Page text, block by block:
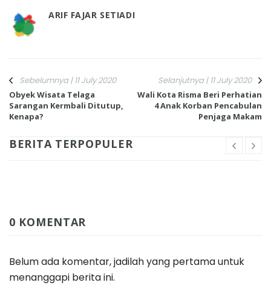
ARIF FAJAR SETIADI
Sebelumnya | 11 July 2020
Obyek Wisata Telaga
Sarangan Kermbali Ditutup,
Kenapa?
Selanjutnya | 11 July 2020
Wali Kota Risma Beri Perhatian
4 Anak Korban Pencabulan
Penjaga Makam
BERITA TERPOPULER
0 KOMENTAR
Belum ada komentar, jadilah yang pertama untuk
menanggapi berita ini.